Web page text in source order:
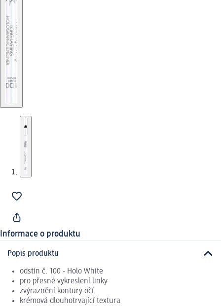
Informace o produktu
Popis produktu
odstín č. 100 - Holo White
pro přesné vykreslení linky
zvýraznění kontury očí
krémová dlouhotrvající textura